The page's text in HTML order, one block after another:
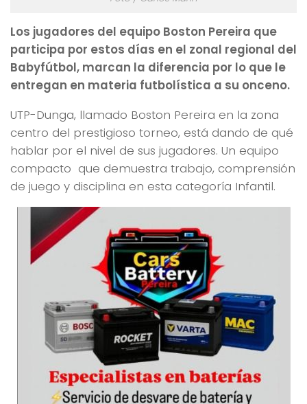
Los jugadores del equipo Boston Pereira que
participa por estos días en el zonal regional del
Babyfútbol, marcan la diferencia por lo que le
entregan en materia futbolística a su onceno.
UTP-Dunga, llamado Boston Pereira en la zona
centro del prestigioso torneo, está dando de qué
hablar por el nivel de sus jugadores. Un equipo
compacto que demuestra trabajo, comprensión
de juego y disciplina en esta categoría Infantil.